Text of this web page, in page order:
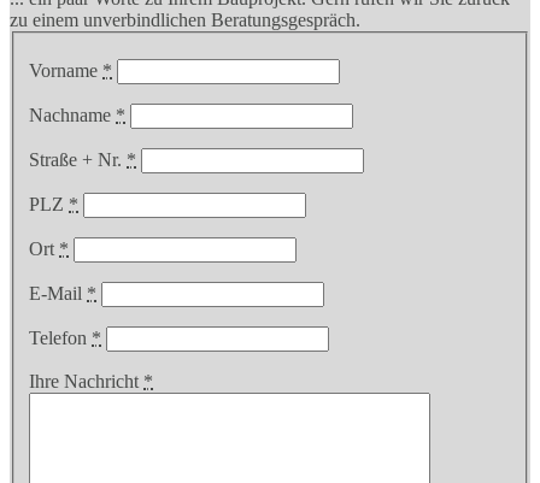
zu einem unverbindlichen Beratungsgespräch.
Vorname *
Nachname *
Straße + Nr. *
PLZ *
Ort *
E-Mail *
Telefon *
Ihre Nachricht *